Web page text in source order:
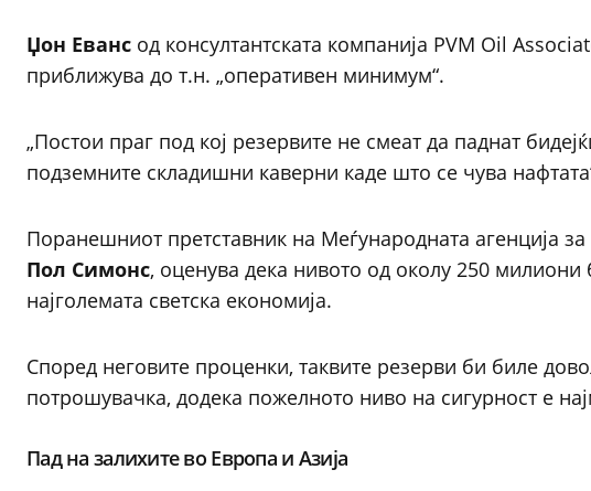
Џон Еванс од консултантската компанија PVM Oil
приближува до т.н. „оперативен минимум“.
„Постои праг под кој резервите не смеат да паднат
подземните складишни каверни каде што се чува
Поранешниот претставник на Меѓународната агенција
Пол Симонс, оценува дека нивото од околу 250
најголемата светска економија.
Според неговите проценки, таквите резерви би биле
потрошувачка, додека пожелното ниво на сигурност е
Пад на залихите во Европа и Азија